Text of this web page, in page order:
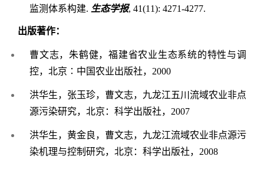
监测体系构建. 生态学报, 41(11): 4271-4277.
出版著作：
曹文志，朱鹤健，福建省农业生态系统的特性与调
控，北京 ∶中国农业出版社，2000
洪华生，张玉珍，曹文志，九龙江五川流域农业非点
源污染研究，北京：科学出版社， 2007
洪华生，黄金良，曹文志，九龙江流域农业非点源污
染机理与控制研究，北京：科学出版社， 2008